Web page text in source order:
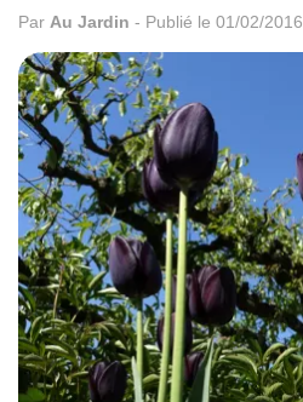
Par Au Jardin - Publié le 01/02/2016